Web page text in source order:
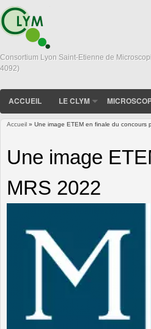
Consortium Lyon Saint-Etienne de
4092)
ACCUEIL LE CLYM
Accueil » Une image ETEM en finale du concours
Une image
MRS 2022